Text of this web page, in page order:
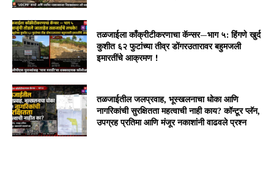
तळजाईला काँक्रीटीकरणाचा कॅन्सर—भाग ५: हिंगणे खुर्द
कुशीत ६२ फुटांच्या तीव्र डोंगरउतारावर बहुमजली
इमारतींचे आक्रमण !
तळजाईतील जलप्रवाह, भूस्खलनाचा धोका आणि
नागरिकांची सुरक्षितता महत्वाची नाही काय? कॉन्टूर प्लॅन,
उपग्रह प्रतिमा आणि मंजूर नकाशांनी वाढवले प्रश्न